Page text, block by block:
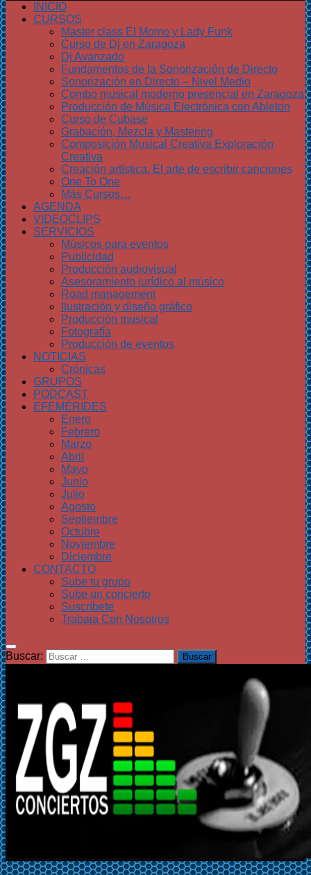
INICIO
CURSOS
Master class El Momo y Lady Funk
Curso de Dj en Zaragoza
Dj Avanzado
Fundamentos de la Sonorización de Directo
Sonorización en Directo – Nivel Medio
Combo musical moderno presencial en Zaragoza
Producción de Música Electrónica con Ableton
Curso de Cubase
Grabación, Mezcla y Mastering
Composición Musical Creativa Exploración
Creativa
Creación artística. El arte de escribir canciones
One To One
Más Cursos…
AGENDA
VIDEOCLIPS
SERVICIOS
Músicos para eventos
Publicidad
Producción audiovisual
Asesoramiento jurídico al músico
Road management
Ilustración y diseño gráfico
Producción musical
Fotografía
Producción de eventos
NOTICIAS
Crónicas
GRUPOS
PODCAST
EFEMÉRIDES
Enero
Febrero
Marzo
Abril
Mayo
Junio
Julio
Agosto
Septiembre
Octubre
Noviembre
Diciembre
CONTACTO
Sube tu grupo
Sube un concierto
Suscríbete
Trabaja Con Nosotros
Buscar: